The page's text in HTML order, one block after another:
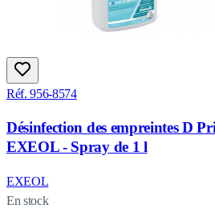
Réf. 956-8574
Désinfection des empreintes D
EXEOL - Spray de 1 l
EXEOL
En stock